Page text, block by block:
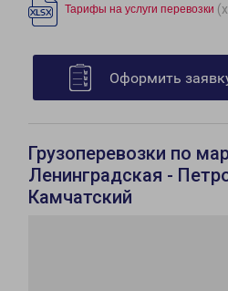
Тарифы на услуги перевозки
Оформить
Грузоперевозки по
Ленинградская -
Камчатский